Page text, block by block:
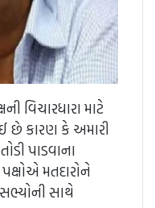
વિચારધારા માટે
છે કારણ કે અમારી
પાડવાના
મતદારોને
સાથે